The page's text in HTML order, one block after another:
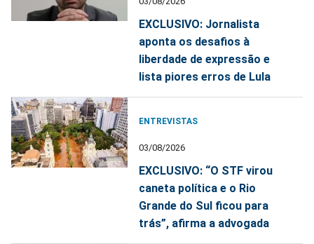
EXCLUSIVO: Jornalista
aponta os desafios à
liberdade de expressão e
lista piores erros de Lula
ENTREVISTAS
03/08/2026
EXCLUSIVO: “O STF virou
caneta política e o Rio
Grande do Sul ficou para
trás”, afirma a advogada